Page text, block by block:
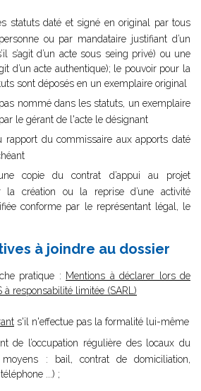
statuts daté et signé en original par tous
ou par mandataire justifiant d’un
s’agit d’un acte sous seing privé) ou une
d’un acte authentique); le pouvoir pour la
sont déposés en un exemplaire original
nommé dans les statuts, un exemplaire
le gérant de l'acte le désignant
rapport du commissaire aux apports daté
copie du contrat d’appui au projet
la création ou la reprise d’une activité
conforme par le représentant légal, le
à joindre au dossier
pratique : Mentions à déclarer lors de
à responsabilité limitée (SARL)
s'il n'effectue pas la formalité lui-même
de l’occupation régulière des locaux du
: bail, contrat de domiciliation,
...) ;